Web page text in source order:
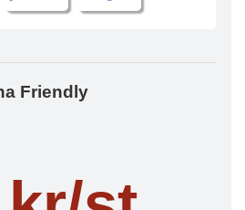
Friendly